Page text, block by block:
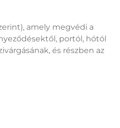
amely megvédi a
portól, hótól
és részben az